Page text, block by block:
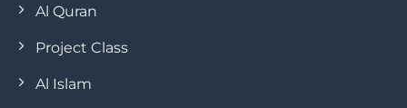
Al Quran
Project Class
Al Islam